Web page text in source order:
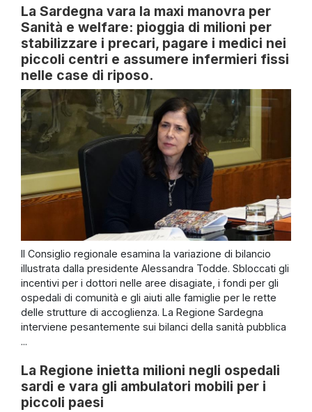
La Sardegna vara la maxi manovra per
Sanità e welfare: pioggia di milioni per
stabilizzare i precari, pagare i medici nei
piccoli centri e assumere infermieri fissi
nelle case di riposo.
Il Consiglio regionale esamina la variazione di bilancio
illustrata dalla presidente Alessandra Todde. Sbloccati gli
incentivi per i dottori nelle aree disagiate, i fondi per gli
ospedali di comunità e gli aiuti alle famiglie per le rette
delle strutture di accoglienza. La Regione Sardegna
interviene pesantemente sui bilanci della sanità pubblica
...
La Regione inietta milioni negli ospedali
sardi e vara gli ambulatori mobili per i
piccoli paesi